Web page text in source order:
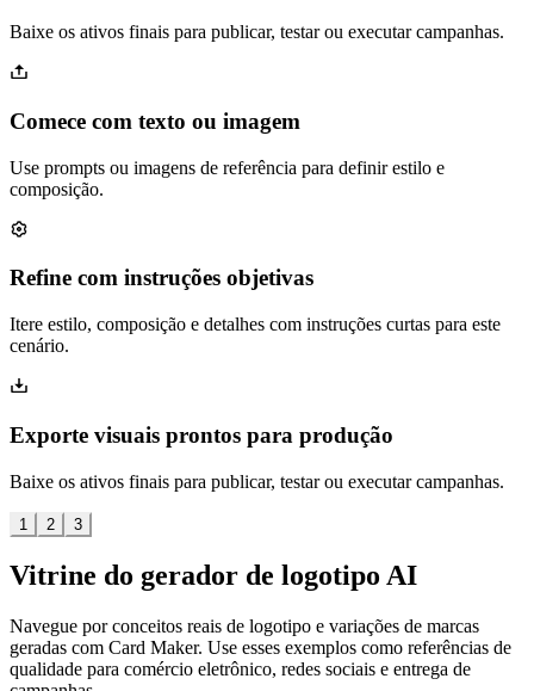
Baixe os ativos finais para publicar, testar ou executar campanhas.
Comece com texto ou imagem
Use prompts ou imagens de referência para definir estilo e
composição.
Refine com instruções objetivas
Itere estilo, composição e detalhes com instruções curtas para este
cenário.
Exporte visuais prontos para produção
Baixe os ativos finais para publicar, testar ou executar campanhas.
1 2 3
Vitrine do gerador de logotipo AI
Navegue por conceitos reais de logotipo e variações de marcas
geradas com Card Maker. Use esses exemplos como referências de
qualidade para comércio eletrônico, redes sociais e entrega de